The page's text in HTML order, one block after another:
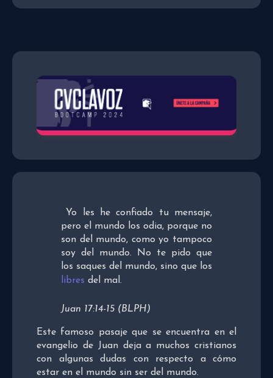
Yo les he confiado tu mensaje,
pero el mundo los odia, porque no
son del mundo, como yo tampoco
soy del mundo. No te pido que
los saques del mundo, sino que los
libres del mal.
Juan 17:14-15 (BLPH)
Este famoso pasaje que se encuentra en el
evangelio de Juan deja a muchos cristianos
con algunas dudas con respecto a cómo
estar en el mundo sin ser del mundo.